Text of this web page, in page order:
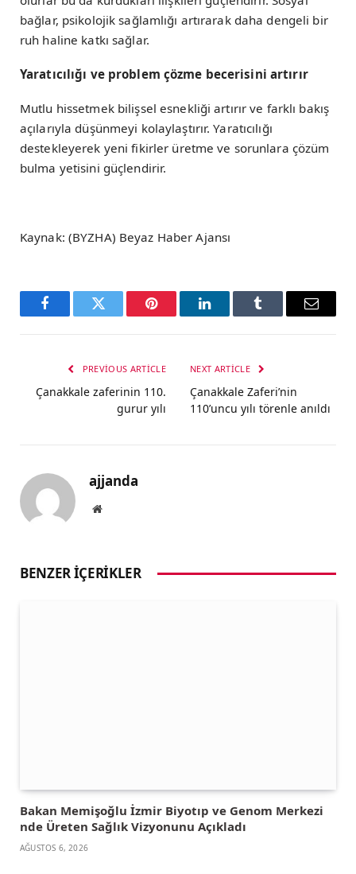
bağlar, psikolojik sağlamlığı artırarak daha dengeli bir
ruh haline katkı sağlar.
Yaratıcılığı ve problem çözme becerisini artırır
Mutlu hissetmek bilişsel esnekliği artırır ve farklı bakış
açılarıyla düşünmeyi kolaylaştırır. Yaratıcılığı
destekleyerek yeni fikirler üretme ve sorunlara çözüm
bulma yetisini güçlendirir.
Kaynak: (BYZHA) Beyaz Haber Ajansı
FacebookTwitter Pinterest LinkedInTumblr Email
PREVIOUS ARTICLE
Çanakkale zaferinin 110.
gurur yılı
NEXT ARTICLE
Çanakkale Zaferi’nin
110’uncu yılı törenle anıldı
ajjanda
Website
BENZER İÇERIKLER
Bakan Memişoğlu İzmir Biyotıp ve Genom Merkezi
nde Üreten Sağlık Vizyonunu Açıkladı
AĞUSTOS 6, 2026